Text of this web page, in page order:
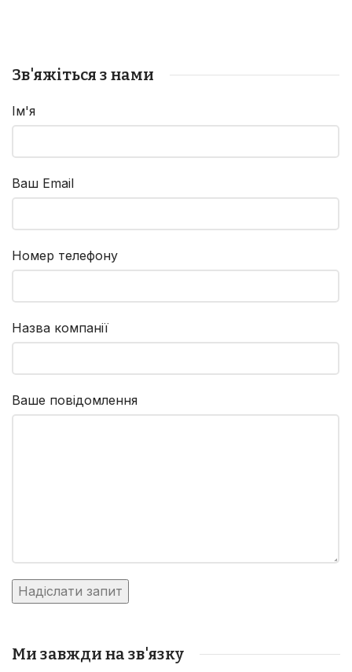
Зв'яжіться з нами
Ім'я
Ваш Email
Номер телефону
Назва компанії
Ваше повідомлення
Ми завжди на зв'язку